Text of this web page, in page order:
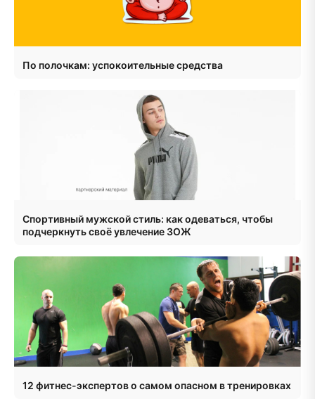
По полочкам: успокоительные средства
Спортивный мужской стиль: как одеваться, чтобы
подчеркнуть своё увлечение ЗОЖ
12 фитнес-экспертов о самом опасном в тренировках